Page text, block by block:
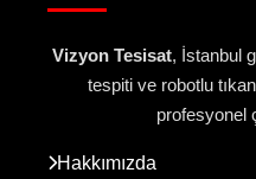
Vizyon Tesisat, İstanbul
tespiti ve robotlu
profesyonel
Hakkımızda